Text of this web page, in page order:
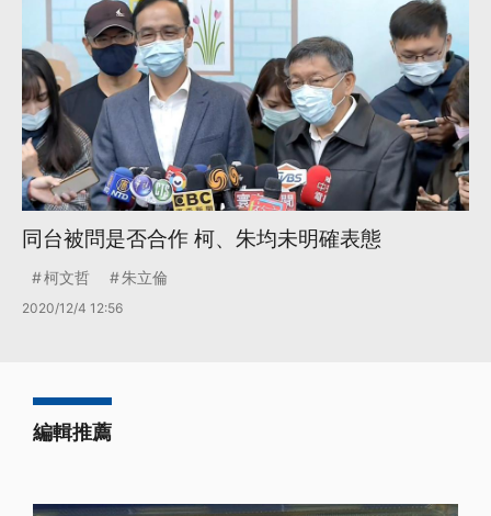
同台被問是否合作 柯、朱均未明確表態
柯文哲 朱立倫
2020/12/4 12:56
編輯推薦